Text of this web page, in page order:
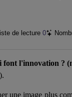
de lecture 0
font l'innovation ?
une image plus